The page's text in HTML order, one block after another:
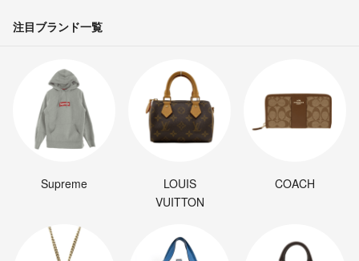
注目ブランド一覧
Supreme
LOUIS
VUITTON
COACH